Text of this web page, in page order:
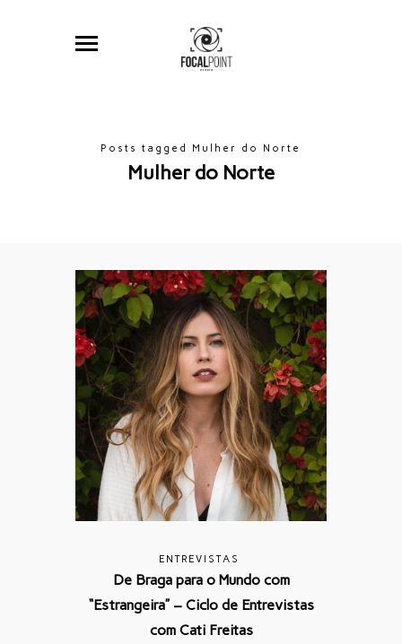
Posts tagged Mulher do Norte
Mulher do Norte
ENTREVISTAS
De Braga para o Mundo com
“Estrangeira” – Ciclo de Entrevistas
com Cati Freitas